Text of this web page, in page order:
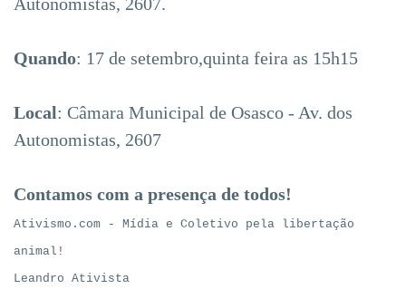
Quando: 17 de setembro,quinta feira as 15h15
Local: Câmara Municipal de Osasco - Av. dos
Autonomistas, 2607
Contamos com a presença de todos!
Ativismo.com - Mídia e Coletivo pela libertação
animal!
Leandro Ativista